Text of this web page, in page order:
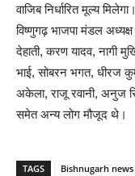
वाजिब निर्धारित मूल्य
विष्णुगढ़ भाजपा मंडल
देहाती, करण यादव, नागी
भाई, सोबरन भगत, धीरज
अकेला, राजू रवानी, अनुज
समेत अन्य लोग मौजूद थे।
TAGS Bishnugarh news